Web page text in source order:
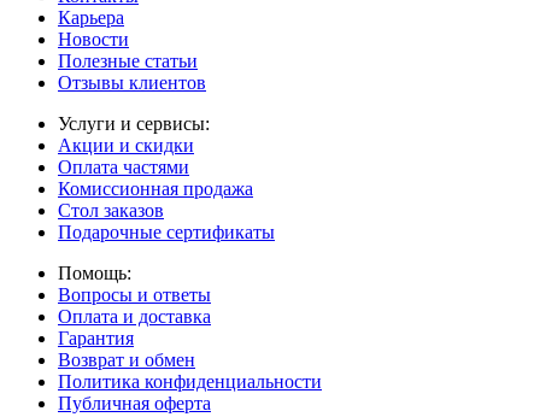
Карьера
Новости
Полезные статьи
Отзывы клиентов
Услуги и сервисы:
Акции и скидки
Оплата частями
Комиссионная продажа
Стол заказов
Подарочные сертификаты
Помощь:
Вопросы и ответы
Оплата и доставка
Гарантия
Возврат и обмен
Политика конфиденциальности
Публичная оферта